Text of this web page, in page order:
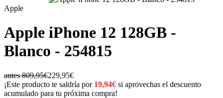
Apple
Apple iPhone 12 128GB -
Blanco - 254815
antes 809,95€229,95€
¡Este producto te saldría por 19,94€ si aprovechas el descuento
acumulado para tu próxima compra!